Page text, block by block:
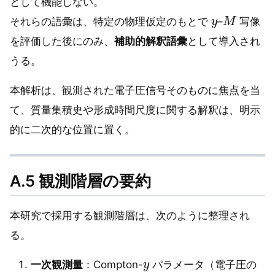
それらの語彙は、特定の物理仮定のもとで
–
M
写像
を評価した後にのみ、 補助的解釈語彙として導入され
うる。
本解析は、観測された電子圧信号そのものに焦点を当
て、質量集積史や形成時間尺度に関する解釈は、明示
的に二次的な位置に置く。
A.5 観測階層の要約
本研究で採用する観測階層は、次のように整理され
る。
一次観測量 ：Compton- パラメータ（電子圧の